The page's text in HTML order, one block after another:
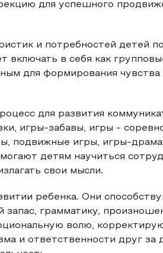
для успешного
и потребностей детей
включать в себя как
для формирования
для развития
игры-забавы, игры -
подвижные игры, игры-
детям научиться
свои мысли.
ребенка. Они
грамматику,
волю,
и ответственности друг за